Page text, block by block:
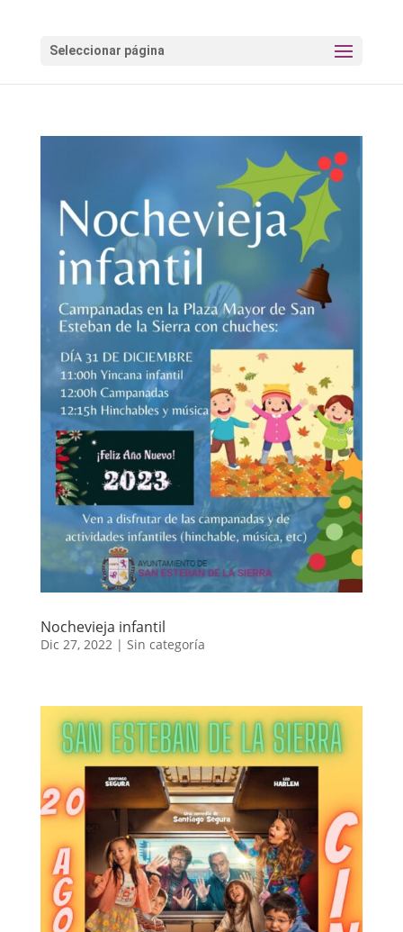
Seleccionar página
Nochevieja infantil
Dic 27, 2022| Sin categoría